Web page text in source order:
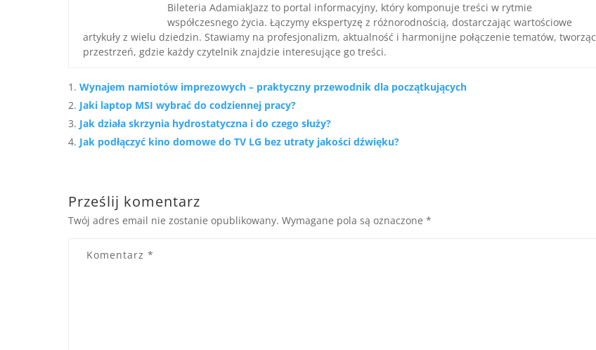
Bileteria AdamiakJazz to portal informacyjny, który komponuje treści w rytmie
współczesnego życia. Łączymy ekspertyzę z różnorodnością, dostarczając wartościowe
artykuły z wielu dziedzin. Stawiamy na profesjonalizm, aktualność i harmonijne połączenie tematów, tworząc
przestrzeń, gdzie każdy czytelnik znajdzie interesujące go treści.
Wynajem namiotów imprezowych – praktyczny przewodnik dla początkujących
Jaki laptop MSI wybrać do codziennej pracy?
Jak działa skrzynia hydrostatyczna i do czego służy?
Jak podłączyć kino domowe do TV LG bez utraty jakości dźwięku?
Prześlij komentarz
Twój adres email nie zostanie opublikowany. Wymagane pola są oznaczone *